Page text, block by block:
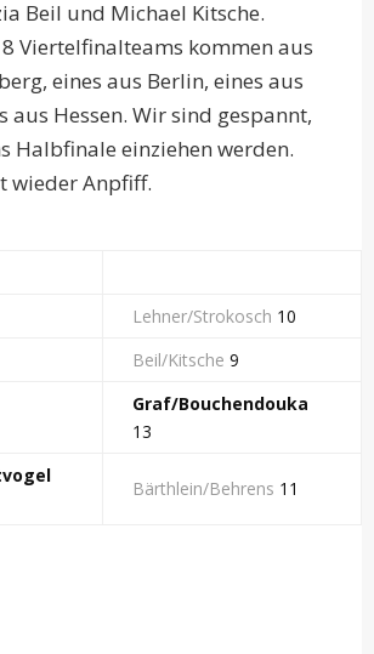
Beil und Michael Kitsche.
Viertelfinalteams kommen aus
eines aus Berlin, eines aus
aus Hessen. Wir sind gespannt,
Halbfinale einziehen werden.
wieder Anpfiff.
Lehner/Strokosch 10
Beil/Kitsche 9
Graf/Bouchendouka
13
Bärthlein/Behrens 11